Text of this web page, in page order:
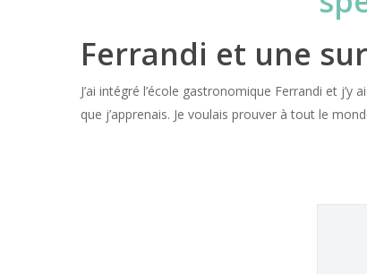
Ferrandi et une
J’ai intégré l’école gastronomique Ferrandi et
que j’apprenais. Je voulais prouver à tout le